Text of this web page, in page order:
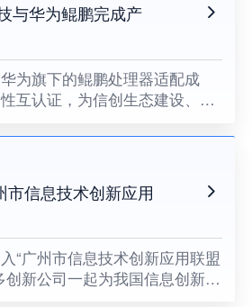
与华为鲲鹏完成产
为旗下的鲲鹏处理器适配成
互认证，为信创生态建设、关
市信息技术创新应用
“广州市信息技术创新应用联盟
创新公司一起为我国信息创新发